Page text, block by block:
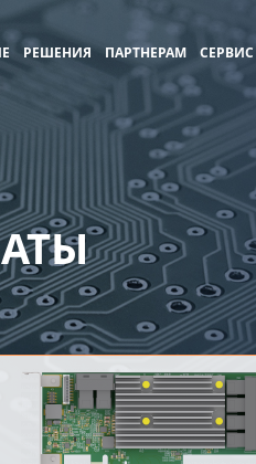
РЕШЕНИЯ ПАРТНЕРАМ СЕРВИС